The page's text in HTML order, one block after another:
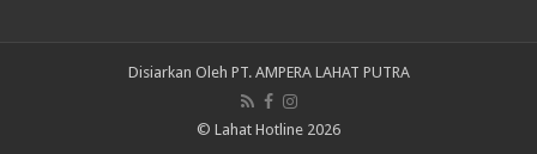
Disiarkan Oleh PT. AMPERA LAHAT PUTRA
© Lahat Hotline 2026